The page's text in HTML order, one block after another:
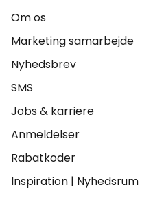
Om os
Marketing samarbejde
Nyhedsbrev
SMS
Jobs & karriere
Anmeldelser
Rabatkoder
Inspiration | Nyhedsrum